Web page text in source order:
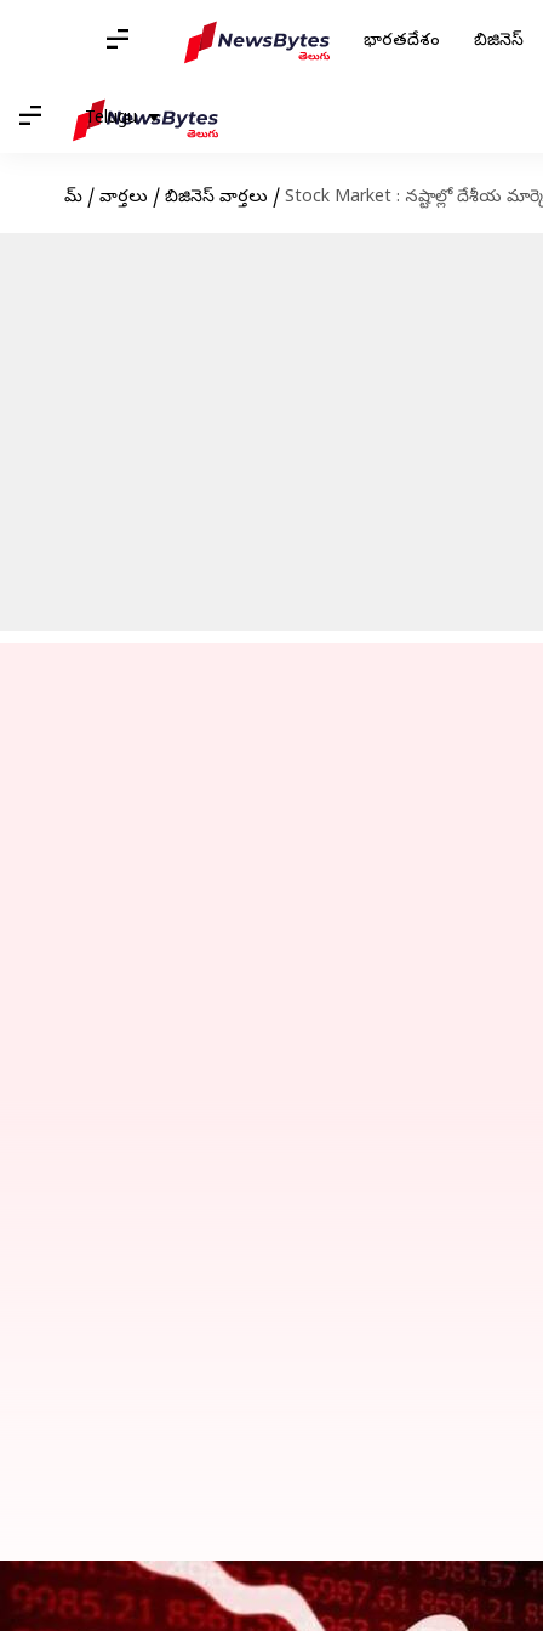
భారతదేశం బిజినెస్
Telugu
హోమ్ / వార్తలు / బిజినెస్ వార్తలు / Stock Market : నష్టాల్లో దేశీయ
Stock Market : నష్టాల్లో దేశీయ